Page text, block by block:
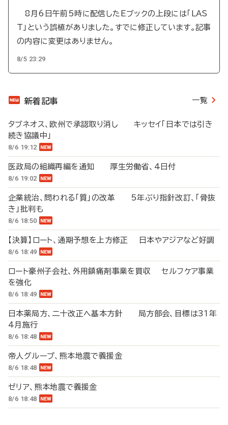
8月6日午前5時に配信したEブックの上段には「LAS
T」という誤植がありました。すでに修正しています。記事
の内容に変更はありません。
8/5 23:29
新着記事 一覧
タブネオス、欧州で承認取り消し キッセイ「日本では引き
続き協議中」
8/6 19:12
医政局の組織再編を通知 厚生労働省、4日付
8/6 19:02
企業統治、問われる「質」の改革 5年ぶり指針改訂、「骨抜
き」批判も
8/6 18:50
【決算】ロート、通期予想を上方修正 日本やアジアなど好調
8/6 18:49
ロート豪州子会社、外用鎮痛剤事業を買収 セルフケア事業
を強化
8/6 18:49
日本薬局方、二十改正へ基本方針 局方部会、目標は31年
4月施行
8/6 18:48
帝人グループ、熊本地震で義援金
8/6 18:48
ゼリア、熊本地震で義援金
8/6 18:48